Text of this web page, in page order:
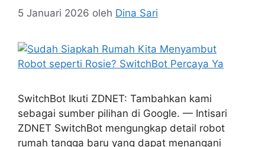
5 Januari 2026 oleh Dina Sari
SwitchBot Ikuti ZDNET: Tambahkan kami
sebagai sumber pilihan di Google. — Intisari
ZDNET SwitchBot mengungkap detail robot
rumah tangga baru yang dapat menangani